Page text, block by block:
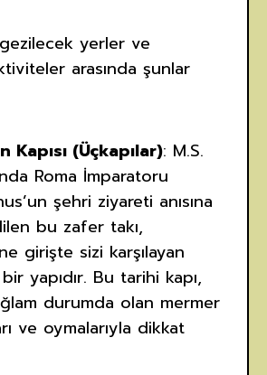
yerler ve
arasında şunlar
Kapısı (Üçkapılar): M.S.
Roma İmparatoru
şehri ziyareti anısına
bu zafer takı,
girişte sizi karşılayan
yapıdır. Bu tarihi kapı,
durumda olan mermer
ve oymalarıyla dikkat